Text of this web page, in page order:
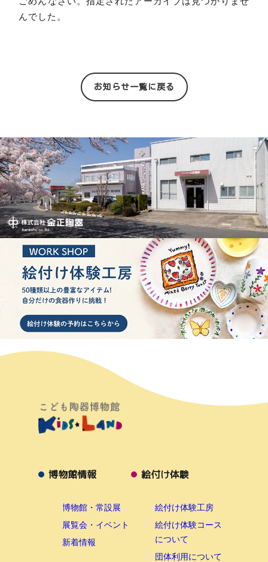
んでした。
お知らせ一覧に戻る
博物館情報
博物館・常設展
展覧会・イベント
新着情報
絵付け体験
絵付け体験工房
絵付け体験コース
について
団体利用について